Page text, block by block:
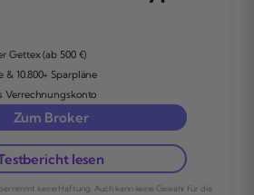
Gettex (ab 500 €)
& 10.800+ Sparpläne
Verrechnungskonto
Zum Broker
lesen
keine Haftung. Auch kann keine Gewähr für die